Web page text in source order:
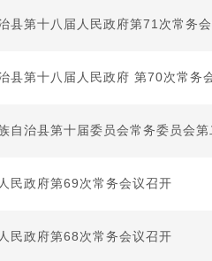
县第十八届人民政府第71次常务
县第十八届人民政府 第70次常务
自治县第十届委员会常务委员会
民政府第69次常务会议召开
民政府第68次常务会议召开